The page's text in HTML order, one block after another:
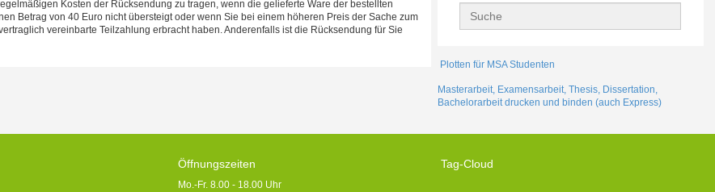
Kosten der Rücksendung zu tragen, wenn die gelieferte Ware der bestellten
Betrag von 40 Euro nicht übersteigt oder wenn Sie bei einem höheren Preis der Sache zum
vereinbarte Teilzahlung erbracht haben. Anderenfalls ist die Rücksendung für Sie
Plotten für MSA Studenten
Masterarbeit, Examensarbeit, Thesis, Dissertation,
Bachelorarbeit drucken und binden (auch Express)
Öffnungszeiten
Mo.-Fr. 8.00 - 18.00 Uhr
Tag-Cloud